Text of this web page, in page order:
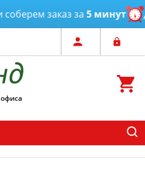
заказ за5 минут